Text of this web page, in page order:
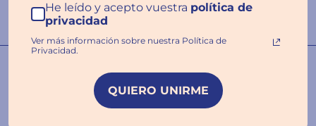
Nuestras familias hablan por
nosotros ❤️
He leído y acepto vuestra política de
privacidad
Ver más información sobre nuestra Política de
Privacidad.
QUIERO UNIRME